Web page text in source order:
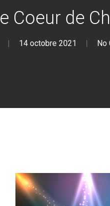
Coeur de
14 octobre 2021 No